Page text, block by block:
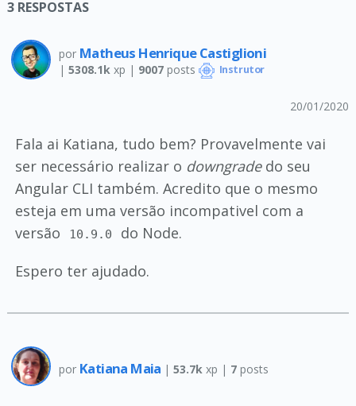
3 RESPOSTAS
por Matheus Henrique Castiglioni
| 5308.1k xp | 9007posts Instrutor
20/01/2020
Fala ai Katiana, tudo bem? Provavelmente vai
ser necessário realizar o downgradedo seu
Angular CLI também. Acredito que o mesmo
esteja em uma versão incompativel com a
versão
10.9.0
do Node.
Espero ter ajudado.
por Katiana Maia |53.7k xp | 7 posts